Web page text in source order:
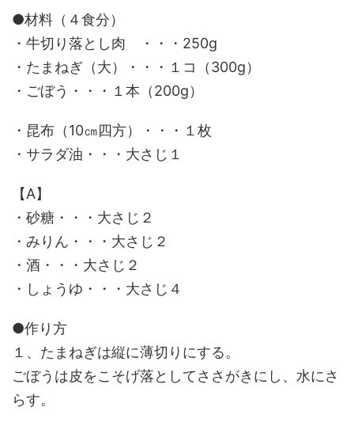
●材料（４食分）
・牛切り落とし肉 ・・・250g
・たまねぎ（大）・・・１コ（300g）
・ごぼう・・・１本（200g）
・昆布（10㎝四方）・・・１枚
・サラダ油・・・大さじ１
【A】
・砂糖・・・大さじ２
・みりん・・・大さじ２
・酒・・・大さじ２
・しょうゆ・・・大さじ４
●作り方
１、たまねぎは縦に薄切りにする。
ごぼうは皮をこそげ落としてささがきにし、水にさ
らす。